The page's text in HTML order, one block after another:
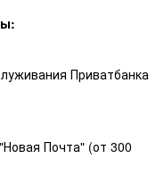
Приватбанка
Почта" (от 300